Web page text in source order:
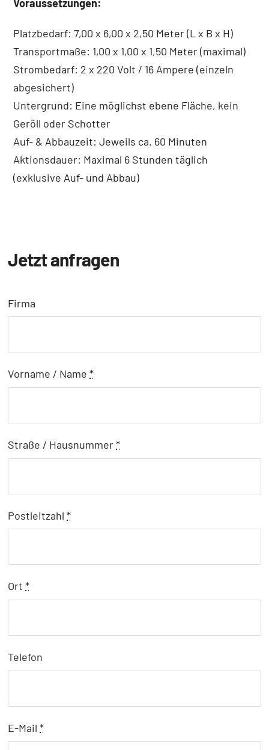
Voraussetzungen:
Platzbedarf: 7,00 x 6,00 x 2,50 Meter (L x B x H)
Transportmaße: 1,00 x 1,00 x 1,50 Meter (maximal)
Strombedarf: 2 x 220 Volt / 16 Ampere (einzeln
abgesichert)
Untergrund: Eine möglichst ebene Fläche, kein
Geröll oder Schotter
Auf- & Abbauzeit: Jeweils ca. 60 Minuten
Aktionsdauer: Maximal 6 Stunden täglich
(exklusive Auf- und Abbau)
Jetzt anfragen
Firma
Vorname / Name*
Straße / Hausnummer*
Postleitzahl*
Ort*
Telefon
E-Mail*